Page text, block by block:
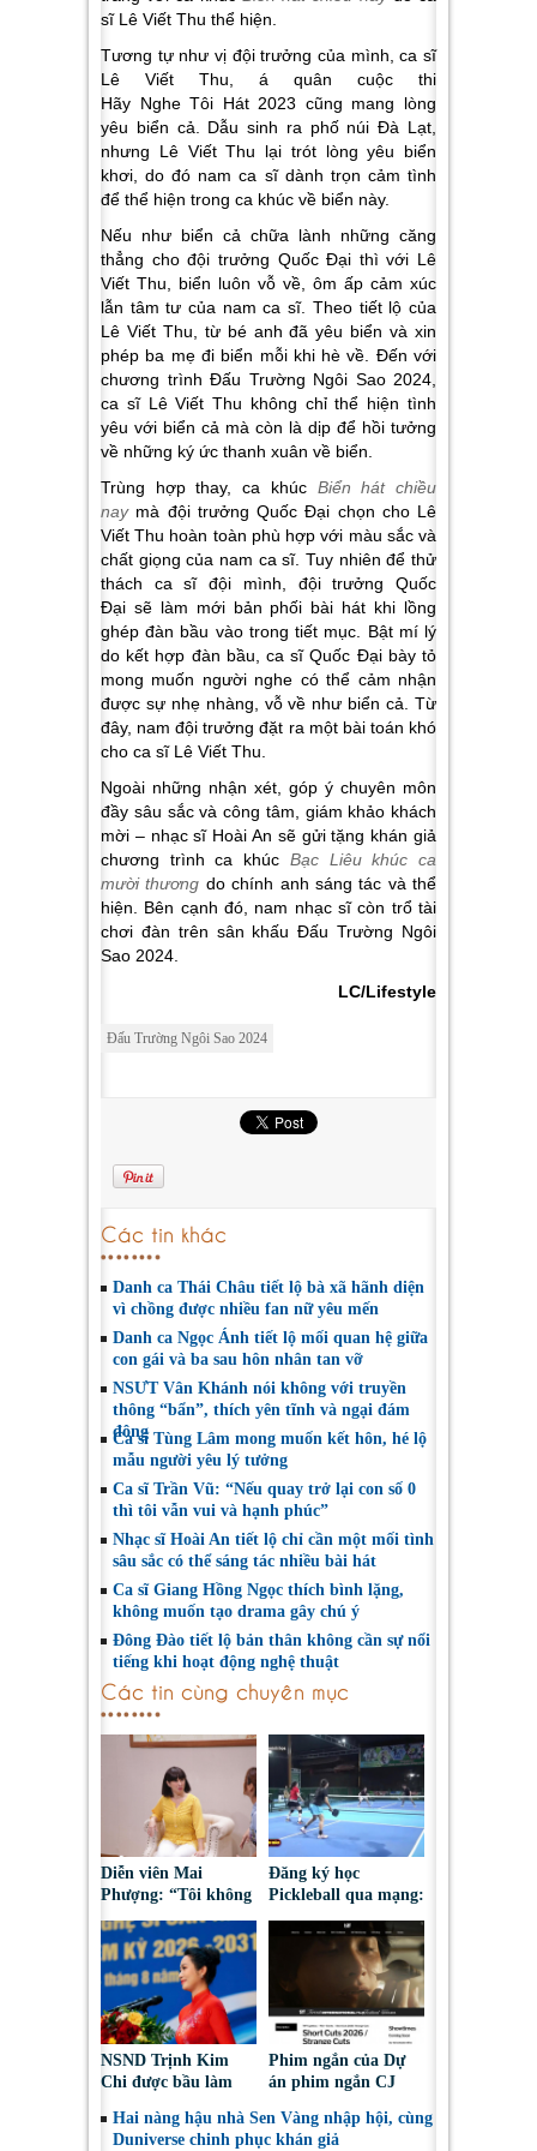
sĩ Lê Viết Thu thể hiện.
Tương tự như vị đội trưởng của mình, ca sĩ
Lê Viết Thu, á quân cuộc thi
Hãy Nghe Tôi Hát 2023 cũng mang lòng
yêu biển cả. Dẫu sinh ra phố núi Đà Lạt,
nhưng Lê Viết Thu lại trót lòng yêu biển
khơi, do đó nam ca sĩ dành trọn cảm tình
để thể hiện trong ca khúc về biển này.
Nếu như biển cả chữa lành những căng
thẳng cho đội trưởng Quốc Đại thì với Lê
Viết Thu, biển luôn vỗ về, ôm ấp cảm xúc
lẫn tâm tư của nam ca sĩ. Theo tiết lộ của
Lê Viết Thu, từ bé anh đã yêu biển và xin
phép ba mẹ đi biển mỗi khi hè về. Đến với
chương trình Đấu Trường Ngôi Sao 2024,
ca sĩ Lê Viết Thu không chỉ thể hiện tình
yêu với biển cả mà còn là dịp để hồi tưởng
về những ký ức thanh xuân về biển.
Trùng hợp thay, ca khúc Biển hát chiều
naymà đội trưởng Quốc Đại chọn cho Lê
Viết Thu hoàn toàn phù hợp với màu sắc và
chất giọng của nam ca sĩ. Tuy nhiên để thử
thách ca sĩ đội mình, đội trưởng Quốc
Đại sẽ làm mới bản phối bài hát khi lồng
ghép đàn bầu vào trong tiết mục. Bật mí lý
do kết hợp đàn bầu, ca sĩ Quốc Đại bày tỏ
mong muốn người nghe có thể cảm nhận
được sự nhẹ nhàng, vỗ về như biển cả. Từ
đây, nam đội trưởng đặt ra một bài toán khó
cho ca sĩ Lê Viết Thu.
Ngoài những nhận xét, góp ý chuyên môn
đầy sâu sắc và công tâm, giám khảo khách
mời – nhạc sĩ Hoài An sẽ gửi tặng khán giả
chương trình ca khúc Bạc Liêu khúc ca
mười thương do chính anh sáng tác và thể
hiện. Bên cạnh đó, nam nhạc sĩ còn trổ tài
chơi đàn trên sân khấu Đấu Trường Ngôi
Sao 2024.
LC/Lifestyle
Đấu Trường Ngôi Sao 2024
Các tin khác
Danh ca Thái Châu tiết lộ bà xã hãnh diện
vì chồng được nhiều fan nữ yêu mến
Danh ca Ngọc Ánh tiết lộ mối quan hệ giữa
con gái và ba sau hôn nhân tan vỡ
NSƯT Vân Khánh nói không với truyền
thông “bẩn”, thích yên tĩnh và ngại đám
đông
Ca sĩ Tùng Lâm mong muốn kết hôn, hé lộ
mẫu người yêu lý tưởng
Ca sĩ Trần Vũ: “Nếu quay trở lại con số 0
thì tôi vẫn vui và hạnh phúc”
Nhạc sĩ Hoài An tiết lộ chỉ cần một mối tình
sâu sắc có thể sáng tác nhiều bài hát
Ca sĩ Giang Hồng Ngọc thích bình lặng,
không muốn tạo drama gây chú ý
Đông Đào tiết lộ bản thân không cần sự nổi
tiếng khi hoạt động nghệ thuật
Các tin cùng chuyên mục
Diễn viên Mai
Phượng: “Tôi không
bao giờ hối hận về
những gì mình đã
chọn”
Đăng ký học
Pickleball qua mạng:
Nguy cơ bị chiếm
đoạt tài sản
NSND Trịnh Kim
Chi được bầu làm
Nghệ sĩ Sân khấu
Việt Nam
Phim ngắn của Dự
án phim ngắn CJ
tại LHP quốc tế
Toronto 2026
Hai nàng hậu nhà Sen Vàng nhập hội, cùng
Duniverse chinh phục khán giả